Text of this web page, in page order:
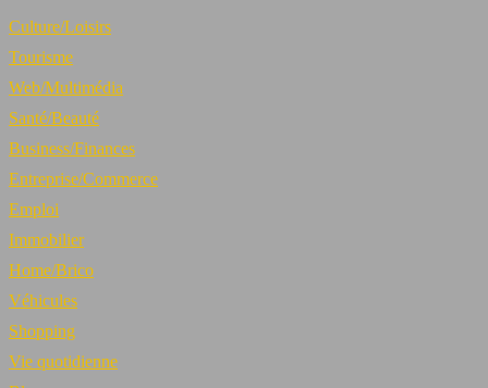
Culture/Loisirs
Tourisme
Web/Multimédia
Santé/Beauté
Business/Finances
Entreprise/Commerce
Emploi
Immobilier
Home/Brico
Véhicules
Shopping
Vie quotidienne